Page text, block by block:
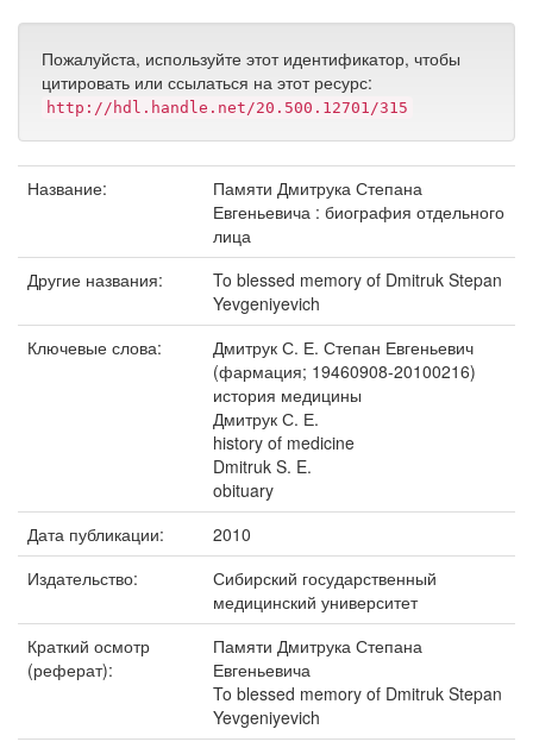
Пожалуйста, используйте этот идентификатор, чтобы
цитировать или ссылаться на этот ресурс:
http://hdl.handle.net/20.500.12701/315
Название:
Памяти Дмитрука Степана
Евгеньевича : биография отдельного
лица
Другие названия:
To blessed memory of Dmitruk Stepan
Yevgeniyevich
Ключевые слова:
Дмитрук С. Е. Степан Евгеньевич
(фармация; 19460908-20100216)
история медицины
Дмитрук С. Е.
history of medicine
Dmitruk S. E.
obituary
Дата публикации:
2010
Издательство:
Сибирский государственный
медицинский университет
Краткий осмотр
(реферат):
Памяти Дмитрука Степана
Евгеньевича
To blessed memory of Dmitruk Stepan
Yevgeniyevich